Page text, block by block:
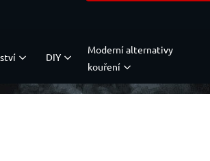
DIY
Moderní alternativy
kouření